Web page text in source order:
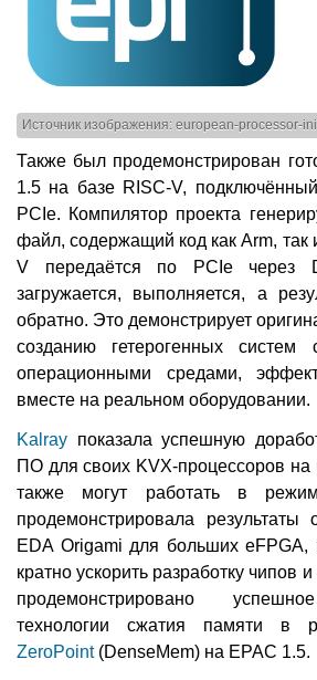
Источник изображения: european-processor-
Также был продемонстрирован
1.5 на базе RISC-V,
PCIe. Компилятор проекта
файл, содержащий код как Arm, так
V передаётся по PCIe через
загружается, выполняется, а
обратно. Это демонстрирует
созданию гетерогенных
операционными средами,
вместе на реальном оборудовании.
Kalray показала успешную
ПО для своих KVX-процессоров на
также могут работать в
продемонстрировала результаты
EDA Origami для больших eFPGA,
кратно ускорить разработку чипов
продемонстрировано
технологии сжатия памяти в
ZeroPoint(DenseMem) на EPAC 1.5.